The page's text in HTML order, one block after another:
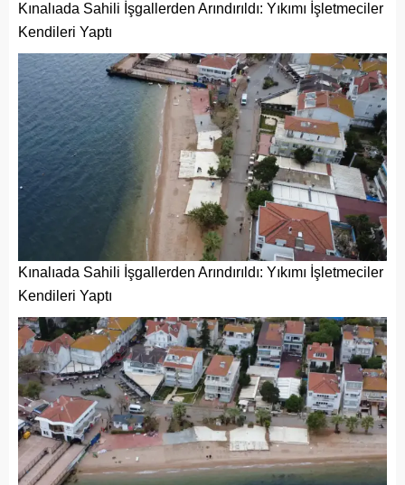
Kınalıada Sahili İşgallerden Arındırıldı: Yıkımı İşletmeciler
Kendileri Yaptı
Kınalıada Sahili İşgallerden Arındırıldı: Yıkımı İşletmeciler
Kendileri Yaptı